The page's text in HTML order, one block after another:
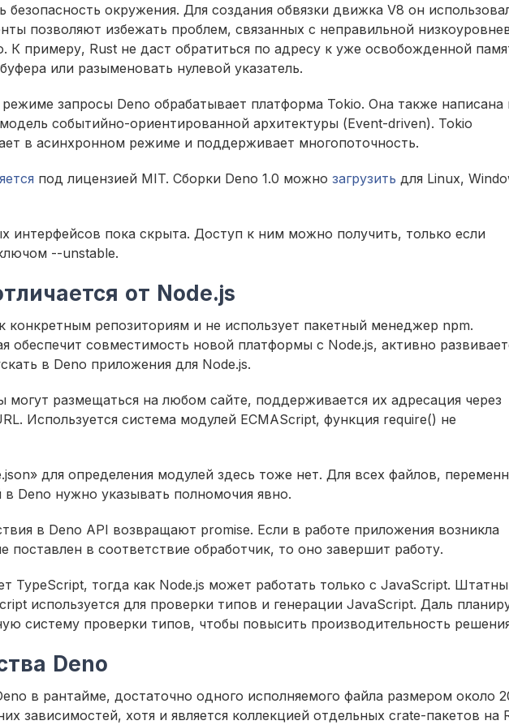
безопасность окружения. Для создания обвязки движка V8 он
позволяют избежать проблем, связанных с неправильной
К примеру, Rust не даст обратиться по адресу к уже освобожденной
или разыменовать нулевой указатель.
запросы Deno обрабатывает платформа Tokio. Она также написана
событийно-ориентированной архитектуры (Event-driven). Tokio
в асинхронном режиме и поддерживает многопоточность.
под лицензией MIT. Сборки Deno 1.0 можно загрузить для Linux,
интерфейсов пока скрыта. Доступ к ним можно получить, только если
--unstable.
от Node.js
конкретным репозиториям и не использует пакетный менеджер npm.
обеспечит совместимость новой платформы с Node.js, активно
в Deno приложения для Node.js.
размещаться на любом сайте, поддерживается их адресация через
Используется система модулей ECMAScript, функция require() не
для определения модулей здесь тоже нет. Для всех файлов,
в Deno нужно указывать полномочия явно.
в Deno API возвращают promise. Если в работе приложения возникла
поставлен в соответствие обработчик, то оно завершит работу.
TypeScript, тогда как Node.js может работать только с JavaScript.
используется для проверки типов и генерации JavaScript. Даль
систему проверки типов, чтобы повысить производительность
Deno
в рантайме, достаточно одного исполняемого файла размером около
зависимостей, хотя и является коллекцией отдельных crate-пакетов на